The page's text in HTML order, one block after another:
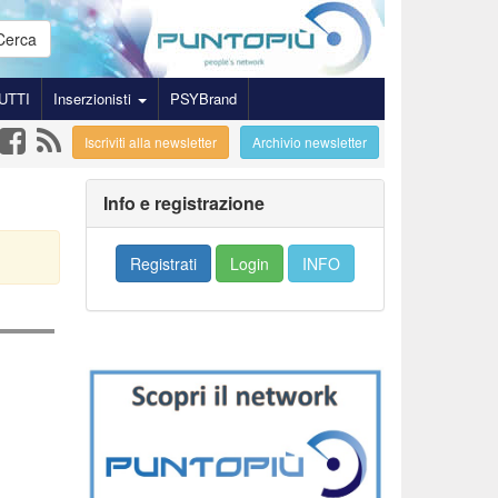
Inserzionisti PSYBrand
Archivio newsletter
Iscriviti alla newsletter
Info e registrazione
Registrati Login INFO